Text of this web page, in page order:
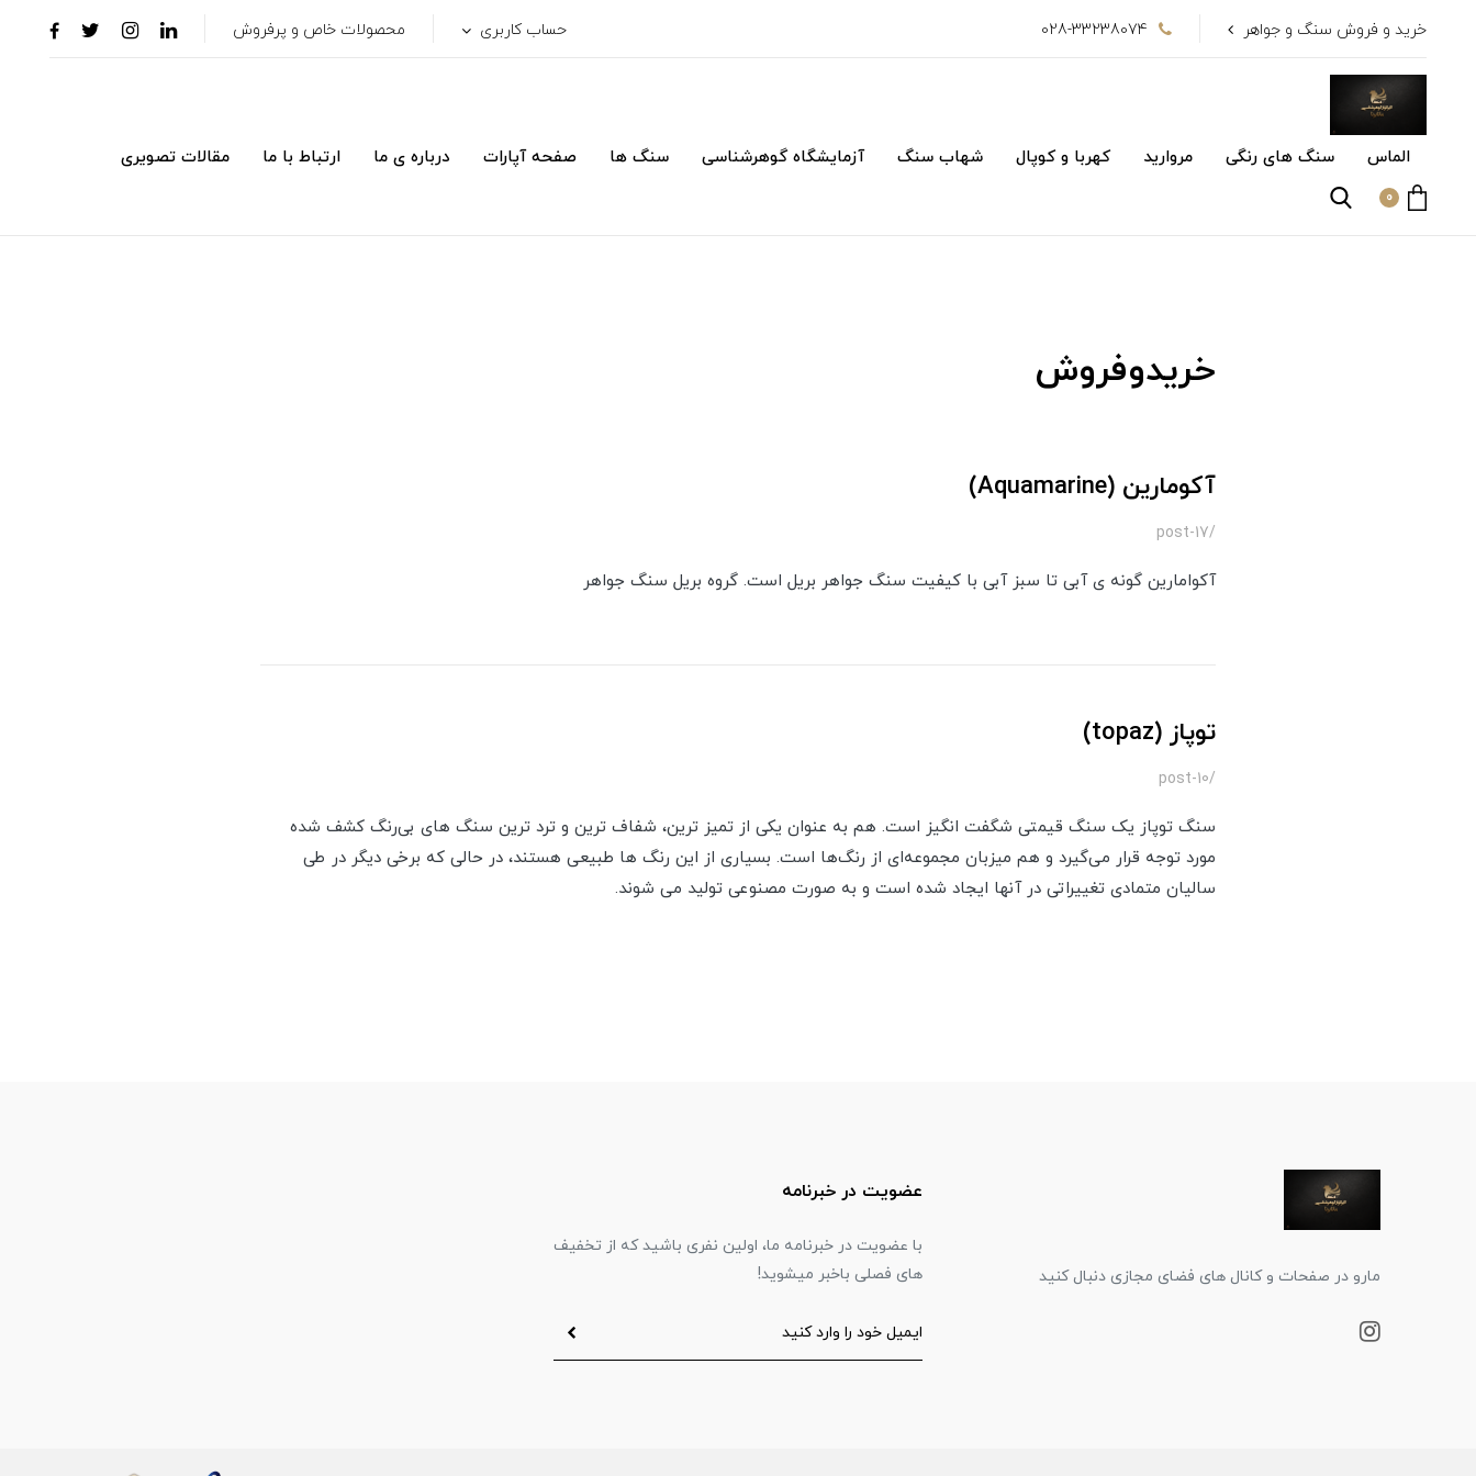
خرید و فروش سنگ و جواهر 028-33238074 حساب کاربری محصولات خاص و پرفروش
الماس سنگ های رنگی مروارید کهربا و کوپال شهاب سنگ آزمایشگاه گوهرشناسی سنگ ها صفحه آپارات درباره ی ما ارتباط با ما مقالات تصویری
0
خریدوفروش
آکومارین (Aquamarine)
/post-17
آکوامارین گونه ی آبی تا سبز آبی با کیفیت سنگ جواهر بریل است. گروه بریل سنگ جواهر
توپاز (topaz)
/post-10
سنگ توپاز یک سنگ قیمتی شگفت انگیز است. هم به عنوان یکی از تمیز ترین، شفاف ترین و ترد ترین سنگ های بی‌رنگ کشف ‌شده
مورد توجه قرار می‌گیرد و هم میزبان مجموعه‌ای از رنگ‌ها است. بسیاری از این رنگ ها طبیعی هستند، در حالی که برخی دیگر در طی
سالیان متمادی تغییراتی در آنها ایجاد شده است و به صورت مصنوعی تولید می شوند.
مارو در صفحات و کانال های فضای مجازی دنبال کنید
عضویت در خبرنامه
با عضویت در خبرنامه ما، اولین نفری باشید که از تخفیف
های فصلی باخبر میشوید!